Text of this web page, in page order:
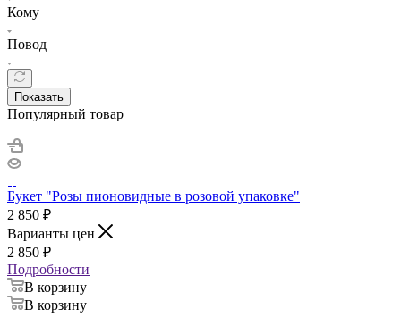
Кому
Повод
Показать
Популярный товар
Букет "Розы пионовидные в розовой упаковке"
2 850 ₽
Варианты цен
2 850 ₽
Подробности
В корзину
В корзину